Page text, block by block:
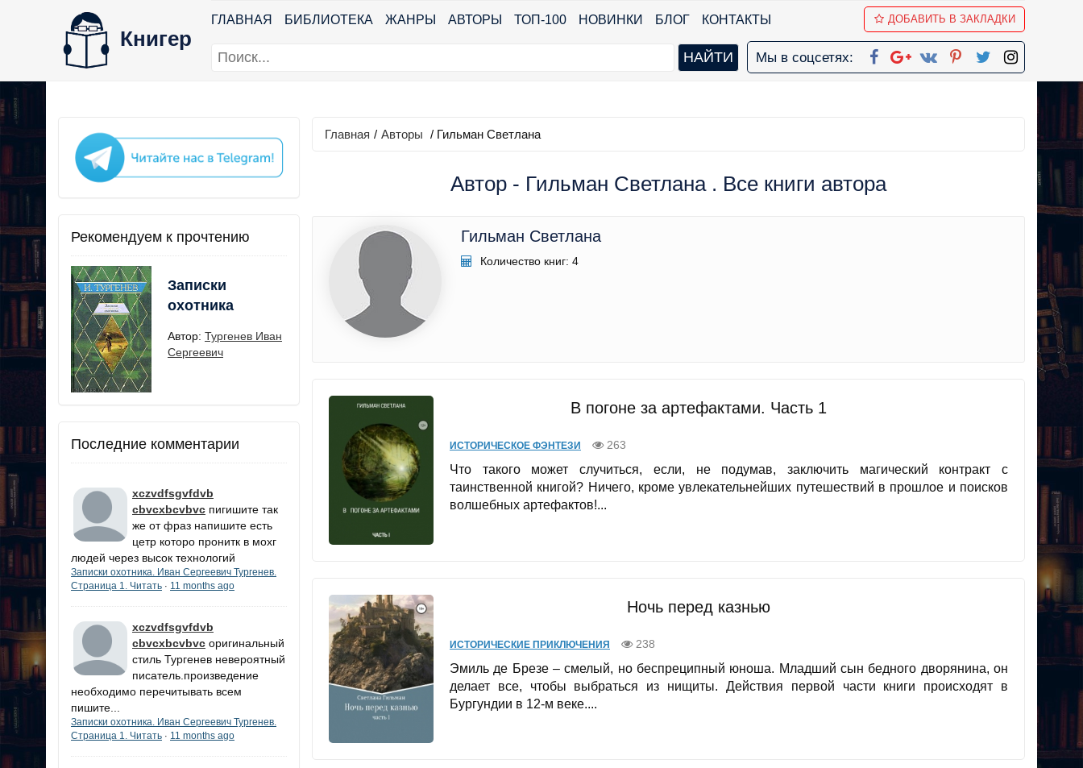
Книгер
ГЛАВНАЯ БИБЛИОТЕКА ЖАНРЫ АВТОРЫ ТОП-100 НОВИНКИ БЛОГ КОНТАКТЫ ДОБАВИТЬ В ЗАКЛАДКИ
Мы в соцсетях:
Рекомендуем к прочтению
Записки
охотника
Автор: Тургенев Иван
Сергеевич
Последние комментарии
xczvdfsgvfdvb
cbvcxbcvbvc пигишите так
же от фраз напишите есть
цетр которо пронитк в мохг
людей через высок технологий
Записки охотника. Иван Сергеевич Тургенев.
Страница 1. Читать · 11 months ago
xczvdfsgvfdvb
cbvcxbcvbvc оригинальный
стиль Тургенев невероятный
писатель.произведение
необходимо перечитывать всем
пишите...
Записки охотника. Иван Сергеевич Тургенев.
Страница 1. Читать · 11 months ago
Главная / Авторы / Гильман Светлана
Автор - Гильман Светлана . Все книги автора
Гильман Светлана
Количество книг: 4
В погоне за артефактами. Часть 1
ИСТОРИЧЕСКОЕ ФЭНТЕЗИ 263
Что такого может случиться, если, не подумав, заключить магический контракт с
таинственной книгой? Ничего, кроме увлекательнейших путешествий в прошлое и поисков
волшебных артефактов!...
Ночь перед казнью
ИСТОРИЧЕСКИЕ ПРИКЛЮЧЕНИЯ 238
Эмиль де Брезе – смелый, но беспреципный юноша. Младший сын бедного дворянина, он
делает все, чтобы выбраться из нищиты. Действия первой части книги происходят в
Бургундии в 12-м веке....